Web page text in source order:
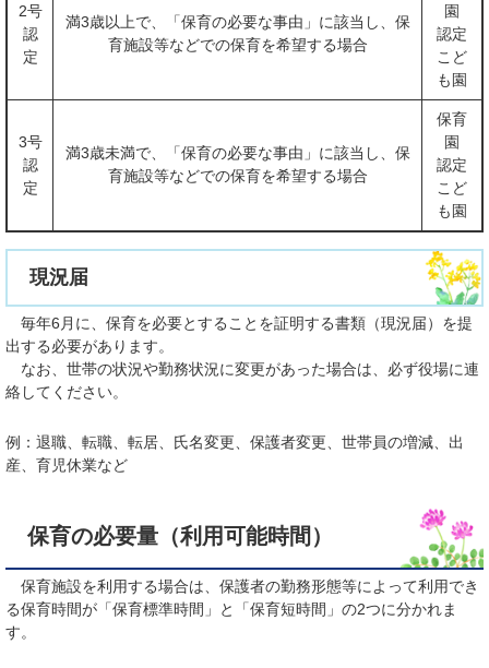
2号
認
定
満3歳以上で、「保育の必要な事由」に該当し、保
育施設等などでの保育を希望する場合
園
認定
こど
も園
3号
認
定
満3歳未満で、「保育の必要な事由」に該当し、保
育施設等などでの保育を希望する場合
保育
園
認定
こど
も園
現況届
毎年6月に、保育を必要とすることを証明する書類（現況届）を提
出する必要があります。
なお、世帯の状況や勤務状況に変更があった場合は、必ず役場に連
絡してください。
例：退職、転職、転居、氏名変更、保護者変更、世帯員の増減、出
産、育児休業など
保育の必要量（利用可能時間）
保育施設を利用する場合は、保護者の勤務形態等によって利用でき
る保育時間が「保育標準時間」と「保育短時間」の2つに分かれま
す。